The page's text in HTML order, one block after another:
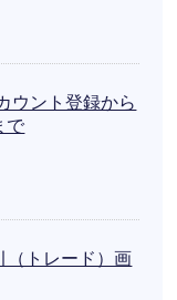
ウント登録から
で
（トレード）画